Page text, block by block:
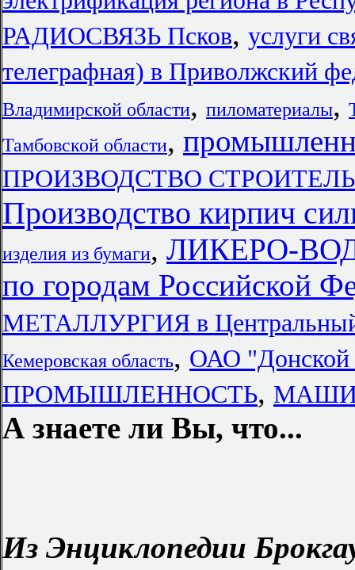
РАДИОСВЯЗЬ Псков, услуги
телеграфная) в Приволжский
Владимирской области, пиломатериалы,
Тамбовской области,
ПРОИЗВОДСТВО
Производство кирпич
изделия из бумаги, ЛИКЕРО-
по городам Российской
МЕТАЛЛУРГИЯ в Центральный
Кемеровская область, ОАО
ПРОМЫШЛЕННОСТЬ,
А знаете ли Вы, что...
Из Энциклопедии